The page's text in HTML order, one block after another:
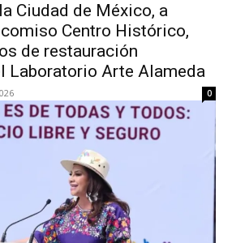
Ciudad de México, a
Centro Histórico,
de restauración
Laboratorio Arte Alameda
0